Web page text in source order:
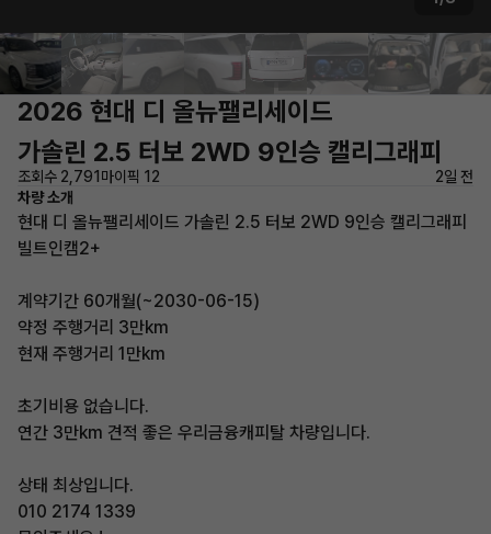
2026 현대 디 올뉴팰리세이드
가솔린 2.5 터보 2WD 9인승 캘리그래피
조회수 2,791 마이픽 12
2일 전
차량 소개
현대 디 올뉴팰리세이드 가솔린 2.5 터보 2WD 9인승 캘리그래피
빌트인캠2+
계약기간 60개월(~2030-06-15)
약정 주행거리 3만km
현재 주행거리 1만km
초기비용 없습니다.
연간 3만km 견적 좋은 우리금융캐피탈 차량입니다.
상태 최상입니다.
010 2174 1339